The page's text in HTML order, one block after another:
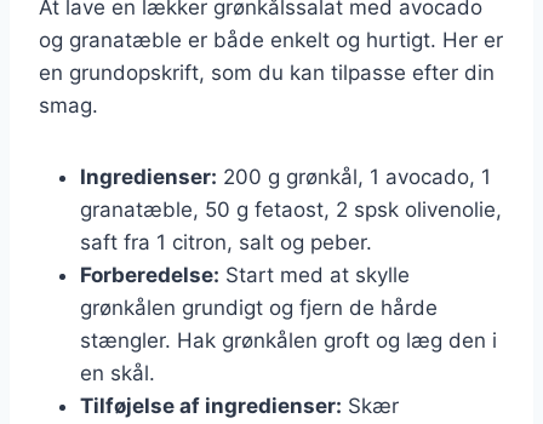
At lave en lækker grønkålssalat med avocado
og granatæble er både enkelt og hurtigt. Her er
en grundopskrift, som du kan tilpasse efter din
smag.
Ingredienser: 200 g grønkål, 1 avocado, 1
granatæble, 50 g fetaost, 2 spsk olivenolie,
saft fra 1 citron, salt og peber.
Forberedelse: Start med at skylle
grønkålen grundigt og fjern de hårde
stængler. Hak grønkålen groft og læg den i
en skål.
Tilføjelse af ingredienser: Skær